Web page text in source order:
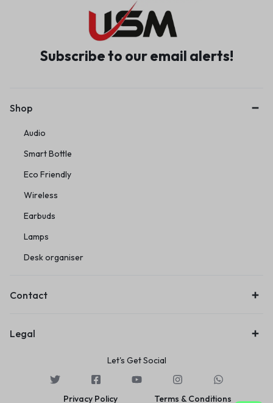
Subscribe to our email alerts!
Shop
Audio
Smart Bottle
Eco Friendly
Wireless
Earbuds
Lamps
Desk organiser
Contact
Legal
Let's Get Social
Privacy Policy Terms & Conditions